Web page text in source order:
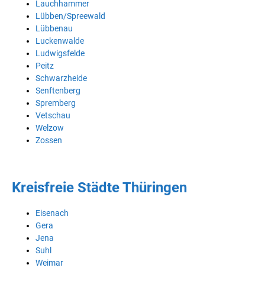
Lauchhammer
Lübben/Spreewald
Lübbenau
Luckenwalde
Ludwigsfelde
Peitz
Schwarzheide
Senftenberg
Spremberg
Vetschau
Welzow
Zossen
Kreisfreie Städte Thüringen
Eisenach
Gera
Jena
Suhl
Weimar